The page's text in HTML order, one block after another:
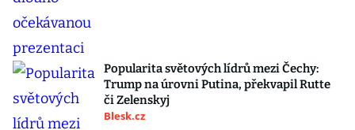
Popularita světových lídrů mezi Čechy:
Trump na úrovni Putina, překvapil Rutte
či Zelenskyj
Blesk.cz